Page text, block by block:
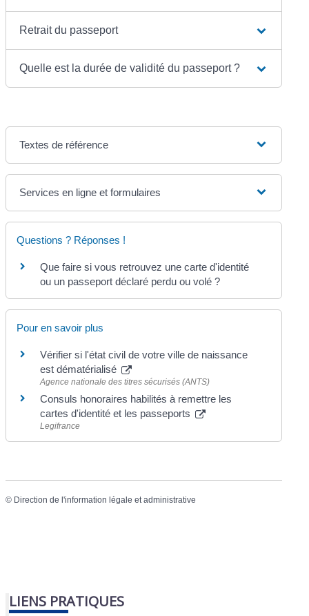
Retrait du passeport
Quelle est la durée de validité du passeport ?
Textes de référence
Services en ligne et formulaires
Questions ? Réponses !
Que faire si vous retrouvez une carte d'identité
ou un passeport déclaré perdu ou volé ?
Pour en savoir plus
Vérifier si l'état civil de votre ville de naissance
est dématérialisé
Agence nationale des titres sécurisés (ANTS)
Consuls honoraires habilités à remettre les
cartes d'identité et les passeports
Legifrance
© Direction de l'information légale et administrative
LIENS PRATIQUES